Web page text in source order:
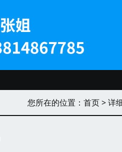
您所在的位置： 首页> 详